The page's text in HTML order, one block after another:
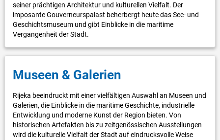
seiner prächtigen Architektur und kulturellen Vielfalt. Der
imposante Gouverneurspalast beherbergt heute das See- und
Geschichtsmuseum und gibt Einblicke in die maritime
Vergangenheit der Stadt.
Museen & Galerien
Rijeka beeindruckt mit einer vielfältigen Auswahl an Museen und
Galerien, die Einblicke in die maritime Geschichte, industrielle
Entwicklung und moderne Kunst der Region bieten. Von
historischen Artefakten bis zu zeitgenössischen Ausstellungen
wird die kulturelle Vielfalt der Stadt auf eindrucksvolle Weise